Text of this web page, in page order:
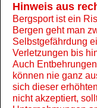
Hinweis aus
Bergsport ist ein
Bergen geht man
Selbstgefährdung
Verletzungen bis
Auch
können nie ganz
sich dieser
nicht akzeptiert,